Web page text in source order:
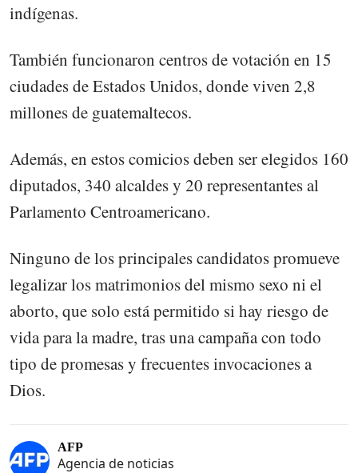
indígenas.
También funcionaron centros de votación en 15
ciudades de Estados Unidos, donde viven 2,8
millones de guatemaltecos.
Además, en estos comicios deben ser elegidos 160
diputados, 340 alcaldes y 20 representantes al
Parlamento Centroamericano.
Ninguno de los principales candidatos promueve
legalizar los matrimonios del mismo sexo ni el
aborto, que solo está permitido si hay riesgo de
vida para la madre, tras una campaña con todo
tipo de promesas y frecuentes invocaciones a
Dios.
AFP
Agencia de noticias